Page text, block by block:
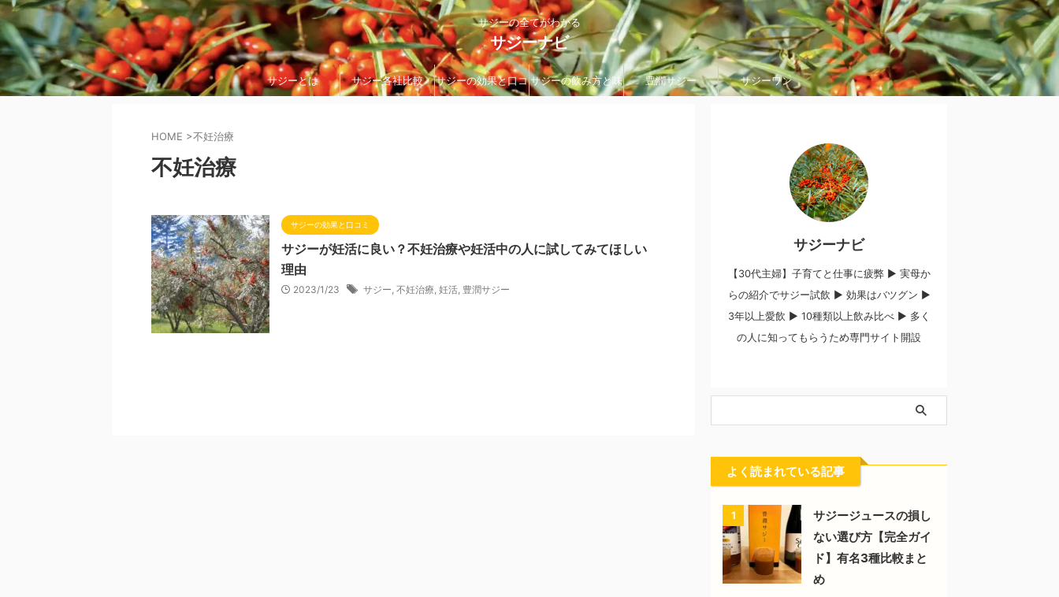
サジーの全てがわかる
サジーナビ
サジーとは サジー各社比較 サジーの効果と口コサジーの飲み方と味 豊潤サジー サジーワン
HOME >不妊治療
不妊治療
サジーの効果と口コミ
サジーが妊活に良い？不妊治療や妊活中の人に試してみてほしい
理由
2023/1/23 サジー, 不妊治療, 妊活, 豊潤サジー
サジーナビ
【30代主婦】子育てと仕事に疲弊 ▶︎ 実母か
らの紹介でサジー試飲 ▶︎ 効果はバツグン ▶︎
3年以上愛飲 ▶︎ 10種類以上飲み比べ ▶︎ 多く
の人に知ってもらうため専門サイト開設
よく読まれている記事
1
サジージュースの損し
ない選び方【完全ガイ
ド】有名3種比較まと
め